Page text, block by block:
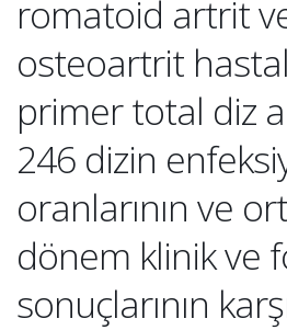
romatoid artrit
osteoartrit
primer total diz
246 dizin
oranlarının ve
dönem klinik ve
sonuçlarının